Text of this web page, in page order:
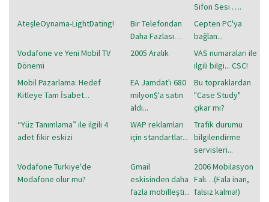
Sifon Sesi ….
AteşleOynama-LightDating!
Bir Telefondan
Daha Fazlası…
Cepten PC'ya
bağlan...
Vodafone ve Yeni Mobil TV
Dönemi
2005 Aralık
VAS numaraları ile
ilgili bilgi... CSC!
Mobil Pazarlama: Hedef
Kitleye Tam İsabet...
EA Jamdat'ı 680
milyon$'a satın
aldı...
Bu topraklardan
"Case Study"
çıkar mı?
“Yüz Tanımlama” ile ilgili 4
adet fikir eskizi
WAP reklamları
için standartlar...
Trafik durumu
bilgilendirme
servisleri...
Vodafone Turkiye'de
Modafone olur mu?
Gmail
eskisinden daha
fazla mobilleşti...
2006 Mobilasyon
Falı…(Fala inan,
falsız kalma!)